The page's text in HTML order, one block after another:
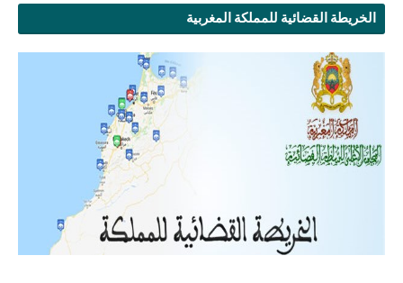
الخريطة القضائية للمملكة المغربية